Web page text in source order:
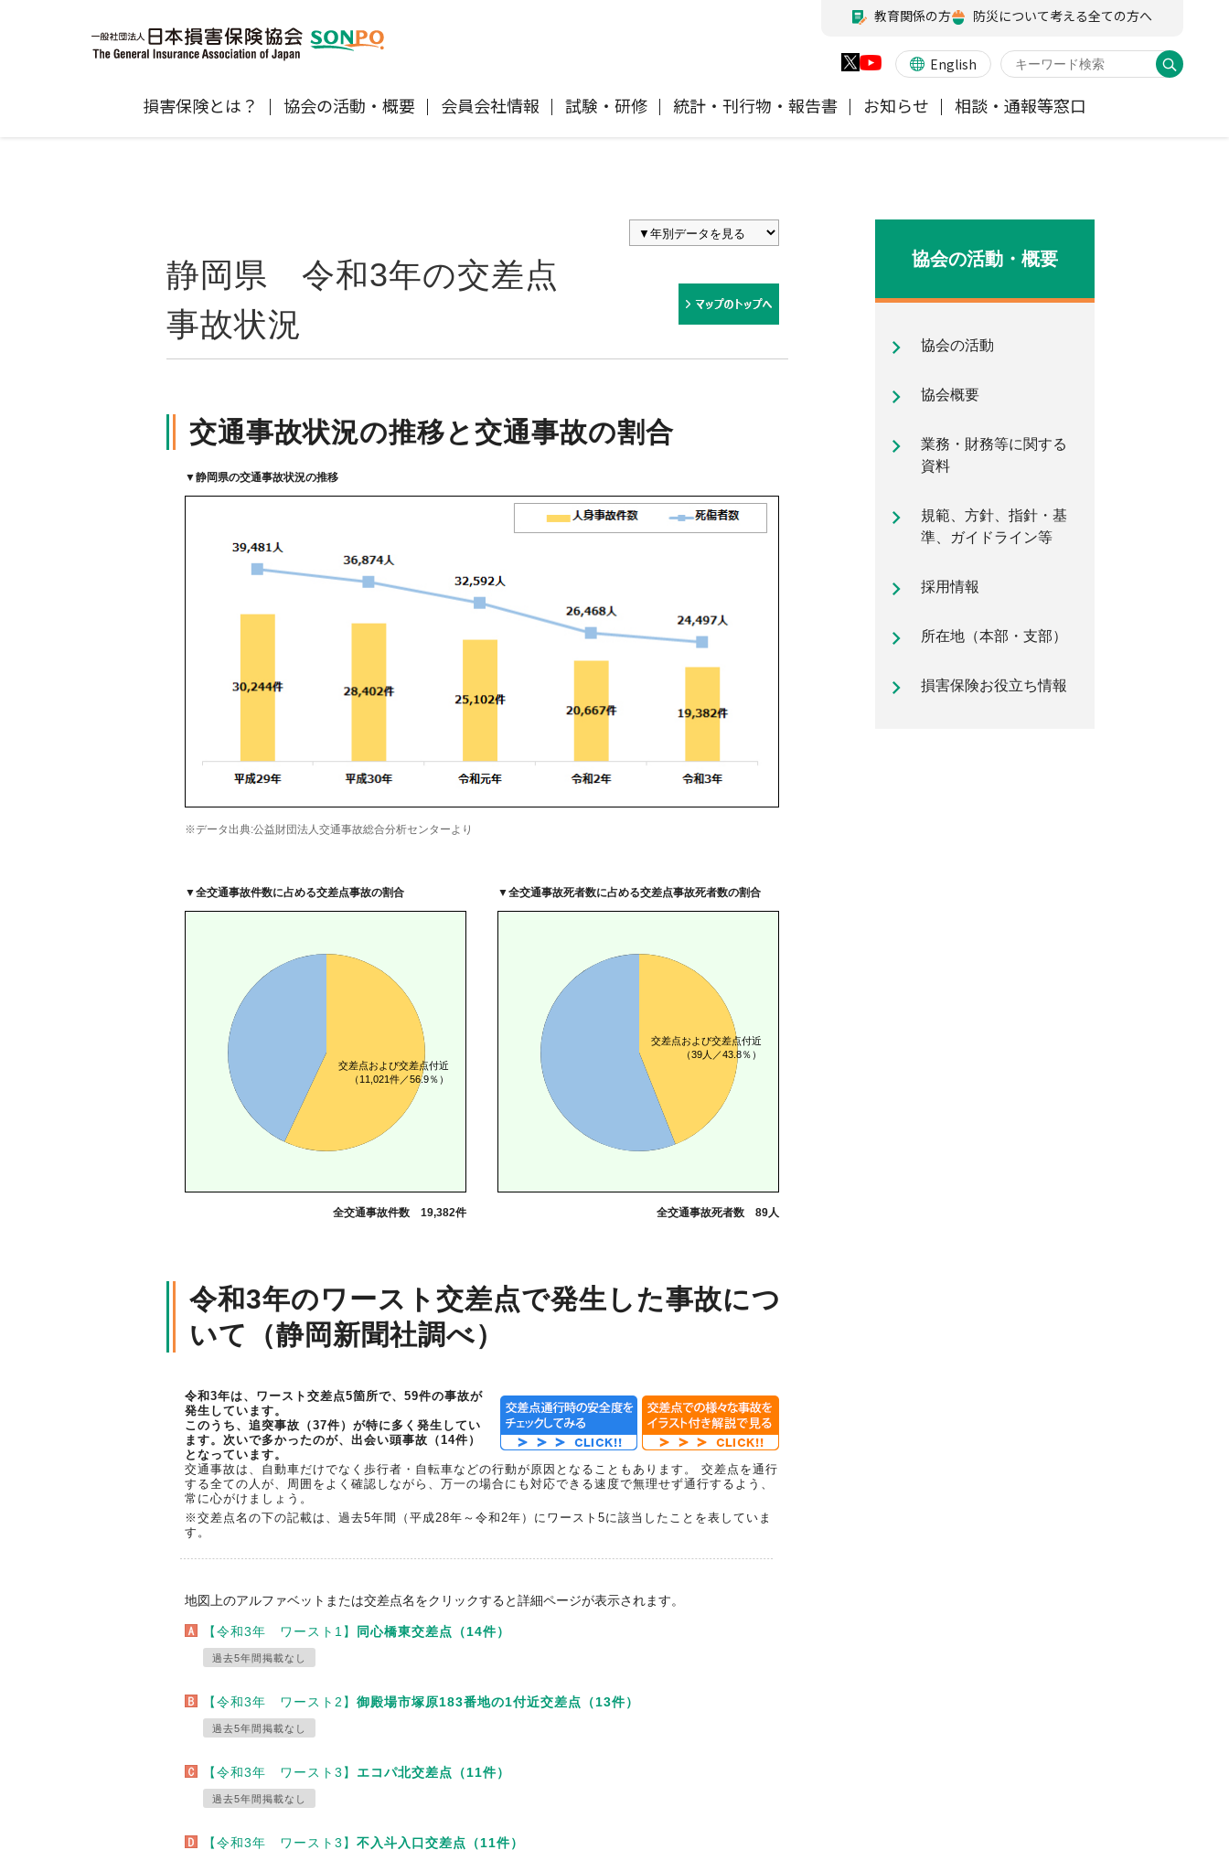
損害保険とは？ 協会の活動・概要 会員会社情報 試験・研修 統計・刊行物・報告書 お知らせ 相談・通報等窓口
English
個人賠償責任保険 風水雪災等による損害を補償する損害
自賠責保険特設サイト 事業者向け保険特設サイト 自動車保険のご加入時に知ってお
きたいポイント
所在地（本部・支部）
軽消防自動車・高規格救急自動車
会員各社ニュースリリース
交通事故医療研究助成
損害保険代理店試験公式サイト
高齢者の交通事故防止
自然災害（風災・水災・震災等）の補償に
関するお知らせ 損害保険ご利用にあたっての注意点 信頼回復に向けた取り組み
教育関係の方 防災について考える全ての方へ
静岡県 令和3年の交差点
事故状況
交通事故状況の推移と交通事故の割合
▼静岡県の交通事故状況の推移
※データ出典:公益財団法人交通事故総合分析センターより
▼全交通事故件数に占める交差点事故の割合
全交通事故件数 19,382件
▼全交通事故死者数に占める交差点事故死者数の割合
全交通事故死者数 89人
令和3年のワースト交差点で発生した事故につ
いて（静岡新聞社調べ）
令和3年は、ワースト交差点5箇所で、59件の事故が
発生しています。
このうち、追突事故（37件）が特に多く発生してい
ます。次いで多かったのが、出会い頭事故（14件）
となっています。
交通事故は、自動車だけでなく歩行者・自転車などの行動が原因となることもあります。 交差点を通行
する全ての人が、周囲をよく確認しながら、万一の場合にも対応できる速度で無理せず通行するよう、
常に心がけましょう。
※交差点名の下の記載は、過去5年間（平成28年～令和2年）にワースト5に該当したことを表していま
す。
地図上のアルファベットまたは交差点名をクリックすると詳細ページが表示されます。
【令和3年 ワースト1】 同心橋東交差点（14件）
過去5年間掲載なし
【令和3年 ワースト2】 御殿場市塚原183番地の1付近交差点（13件）
過去5年間掲載なし
【令和3年 ワースト3】 エコパ北交差点（11件）
過去5年間掲載なし
【令和3年 ワースト3】 不入斗入口交差点（11件）
協会の活動・概要
協会の活動
協会概要
業務・財務等に関する
資料
規範、方針、指針・基
準、ガイドライン等
採用情報
所在地（本部・支部）
損害保険お役立ち情報